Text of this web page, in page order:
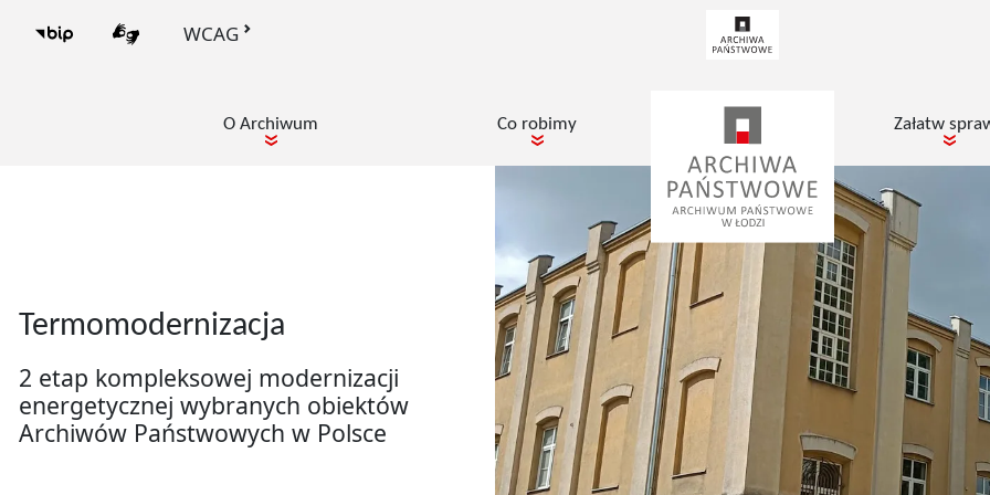
BIP Archiwum Państwowe w Łodzi
PJM WCAG
pokaż podmenu dla
O Archiwum pokaż podmenu dla
Co robimy Załatw
Termomodernizacja
2 etap kompleksowej modernizacji
energetycznej wybranych obiektów
Archiwów Państwowych w Polsce
Wirtualne wystawy Archiwum Państwowego w Łodzi
Państwowego w Łodzi
Zobacz, jak dokumenty, fotografie oraz
archiwalia opowiadają historię miasta,
regionu i jego mieszkańców.